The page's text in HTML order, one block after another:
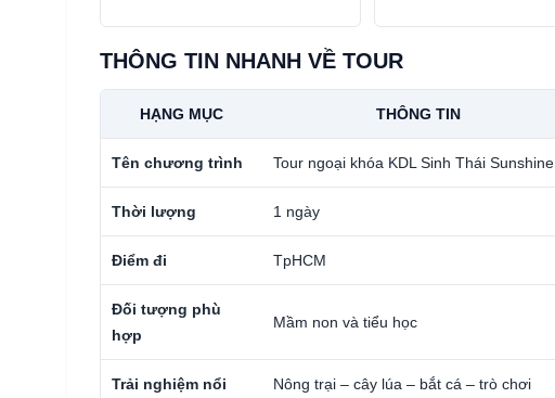
THÔNG TIN NHANH VỀ TOUR
HẠNG MỤC THÔNG TIN
Tên chương trình Tour ngoại khóa KDL Sinh Thái Sunshine
Thời lượng 1 ngày
Điểm đi TpHCM
Đối tượng phù
hợp
Mầm non và tiểu học
Trải nghiệm nổi
Nông trại – cây lúa – bắt cá – trò chơi